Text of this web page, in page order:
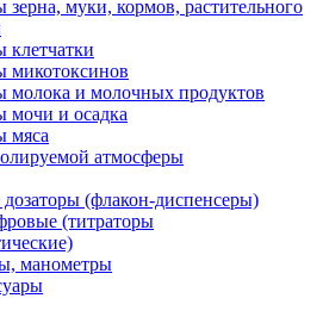
зерна, муки, кормов, растительного
клетчатки
микотоксинов
молока и молочных продуктов
мочи и осадка
мяса
атмосферы
(флакон-диспенсеры)
(титраторы
манометры